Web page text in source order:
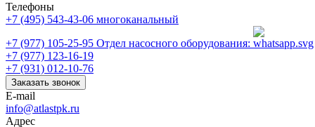
Телефоны
+7 (495) 543-43-06 многоканальный
+7 (977) 105-25-95 Отдел насосного оборудования:
+7 (977) 123-16-19
+7 (931) 012-10-76
Заказать звонок
E-mail
info@atlastpk.ru
Адрес